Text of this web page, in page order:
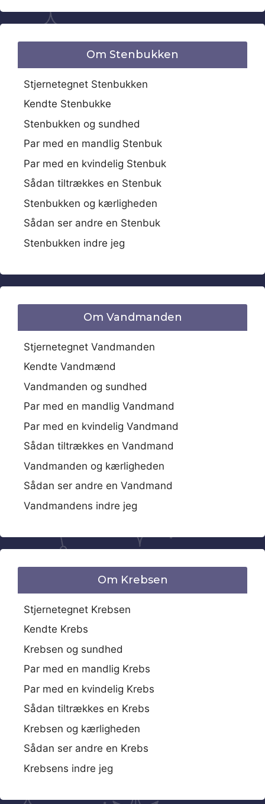
Om Stenbukken
Stjernetegnet Stenbukken
Kendte Stenbukke
Stenbukken og sundhed
Par med en mandlig Stenbuk
Par med en kvindelig Stenbuk
Sådan tiltrækkes en Stenbuk
Stenbukken og kærligheden
Sådan ser andre en Stenbuk
Stenbukken indre jeg
Om Vandmanden
Stjernetegnet Vandmanden
Kendte Vandmænd
Vandmanden og sundhed
Par med en mandlig Vandmand
Par med en kvindelig Vandmand
Sådan tiltrækkes en Vandmand
Vandmanden og kærligheden
Sådan ser andre en Vandmand
Vandmandens indre jeg
Om Krebsen
Stjernetegnet Krebsen
Kendte Krebs
Krebsen og sundhed
Par med en mandlig Krebs
Par med en kvindelig Krebs
Sådan tiltrækkes en Krebs
Krebsen og kærligheden
Sådan ser andre en Krebs
Krebsens indre jeg